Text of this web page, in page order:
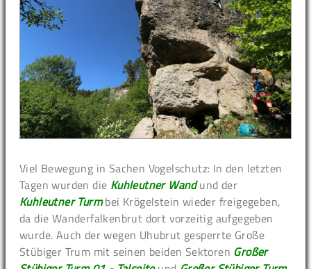
Viel Bewegung in Sachen Vogelschutz: In den letzten
Tagen wurden die Kuhleutner Wandund der
Kuhleutner Turmbei Krögelstein wieder freigegeben,
da die Wanderfalkenbrut dort vorzeitig aufgegeben
wurde. Auch der wegen Uhubrut gesperrte Große
Stübiger Trum mit seinen beiden Sektoren Großer